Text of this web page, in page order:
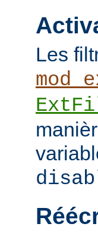
Les